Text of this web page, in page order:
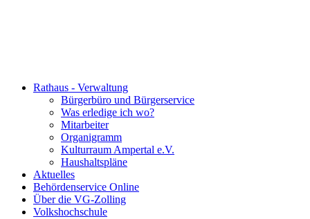
Rathaus - Verwaltung
Bürgerbüro und Bürgerservice
Was erledige ich wo?
Mitarbeiter
Organigramm
Kulturraum Ampertal e.V.
Haushaltspläne
Aktuelles
Behördenservice Online
Über die VG-Zolling
Volkshochschule